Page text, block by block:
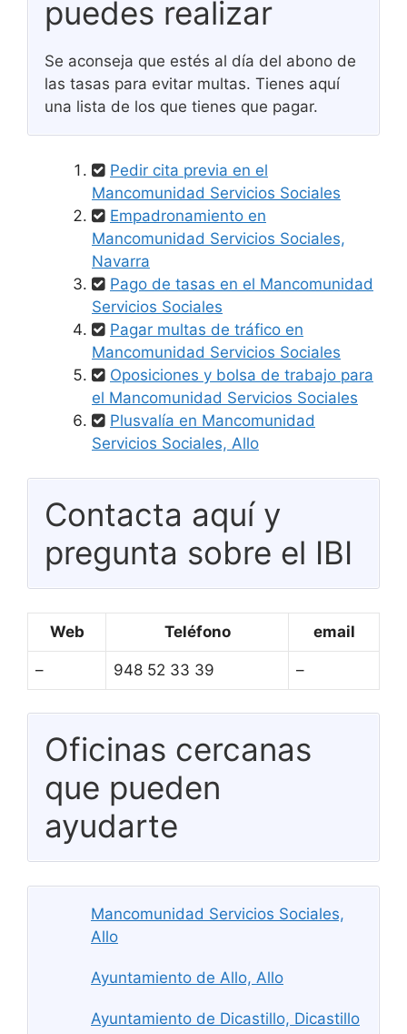
puedes realizar
Se aconseja que estés al día del abono de
las tasas para evitar multas. Tienes aquí
una lista de los que tienes que pagar.
Pedir cita previa en el
Mancomunidad Servicios Sociales
Empadronamiento en
Mancomunidad Servicios Sociales,
Navarra
Pago de tasas en el Mancomunidad
Servicios Sociales
Pagar multas de tráfico en
Mancomunidad Servicios Sociales
Oposiciones y bolsa de trabajo para
el Mancomunidad Servicios Sociales
Plusvalía en Mancomunidad
Servicios Sociales, Allo
Contacta aquí y
pregunta sobre el IBI
Web Teléfono email
– 948 52 33 39 –
Oficinas cercanas
que pueden
ayudarte
Mancomunidad Servicios Sociales,
Allo
Ayuntamiento de Allo, Allo
Ayuntamiento de Dicastillo, Dicastillo